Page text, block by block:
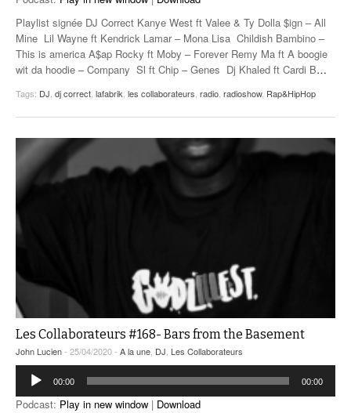
Playlist signée DJ Correct Kanye West ft Valee & Ty Dolla $ign – All
Mine Lil Wayne ft Kendrick Lamar – Mona Lisa Childish Bambino –
This is america A$ap Rocky ft Moby – Forever Remy Ma ft A boogie
wit da hoodie – Company Sl ft Chip – Genes Dj Khaled ft Cardi B…
Tags: DJ dj correct lafabrik les collaborateurs radio radioshow, Rap&HipHop
Les Collaborateurs #168- Bars from the Basement
John Lucien- 25/04/2020 - A la une, DJ, Les Collaborateurs
Lecteur
audio
00:00 00:00
Podcast: Play in new window | Download